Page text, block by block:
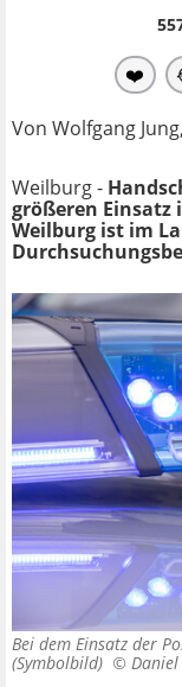
❤️
Von Wolfgang
Weilburg -
größeren Einsatz
Weilburg ist im
Bei dem Einsatz der
(Symbolbild) ©